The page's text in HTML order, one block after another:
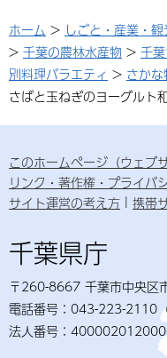
ホーム > しごと・産業・
> 千葉の農林水産物 > 千
別料理バラエティ > さか
さばと玉ねぎのヨーグルト
このホームページ（ウェブ
リンク・著作権・プライバ
サイト運営の考え方
携帯
千葉県庁
〒260-8667 千葉市中央区
電話番号：043-223-2110
法人番号：